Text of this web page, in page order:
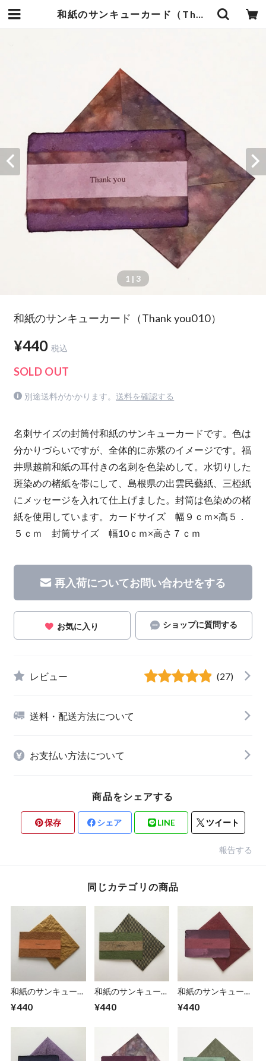
和紙のサンキューカード（Thank you010） | 暮らしの中の和紙のかたち
1 | 3
和紙のサンキューカード（Thank you010）
¥440 税込
SOLD OUT
別途送料がかかります。 送料を確認する
名刺サイズの封筒付和紙のサンキューカードです。色は
分かりづらいですが、全体的に赤紫のイメージです。福
井県越前和紙の耳付きの名刺を色染めして。水切りした
斑染めの楮紙を帯にして、島根県の出雲民藝紙、三椏紙
にメッセージを入れて仕上げました。封筒は色染めの楮
紙を使用しています。カードサイズ 幅９ｃｍ×高５．
５ｃｍ 封筒サイズ 幅10ｃｍ×高さ７ｃｍ
再入荷についてお問い合わせをする
お気に入り ショップに質問する
レビュー (27)
送料・配送方法について
お支払い方法について
商品をシェアする
保存 シェア LINE ツイート
報告する
同じカテゴリの商品
和紙のサンキューカ
（Thankyou012）
¥440
和紙のサンキューカ
（Thankyou011）
¥440
和紙のサンキューカ
（Thankyou010）
¥440